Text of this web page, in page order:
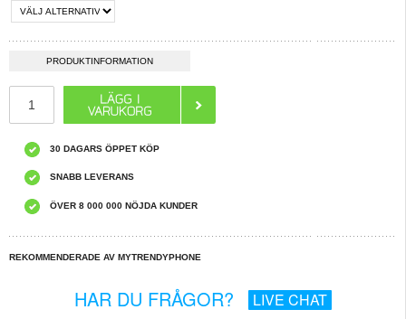
PRODUKTINFORMATION
30 DAGARS ÖPPET KÖP
SNABB LEVERANS
ÖVER 8 000 000 NÖJDA KUNDER
REKOMMENDERADE AV MYTRENDYPHONE
HAR DU FRÅGOR? LIVE CHAT